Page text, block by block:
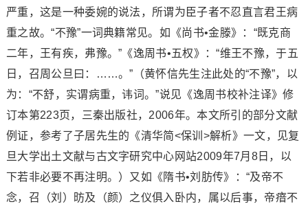
严重，这是一种委婉的说法，所谓为臣子者不忍直言君王病
重之故。“不豫”一词典籍常见。如《尚书•金滕》：“既克商
二年，王有疾，弗豫。”《逸周书•五权》：“维王不豫，于五
日，召周公旦曰：……。”（黄怀信先生注此处的“不豫”，以
为：“不舒，实谓病重，讳词。”说见《逸周书校补注译》修
订本第223页，三秦出版社，2006年。本文所引的部分文献
例证，参考了子居先生的《清华简<保训>解析》一文，见复
旦大学出土文献与古文字研究中心网站2009年7月8日，以
下若非必要不再注明。）又如《隋书•刘肪传》：“及帝不
念，召（刘）昉及（颜）之仪俱入卧内，属以后事，帝瘖不